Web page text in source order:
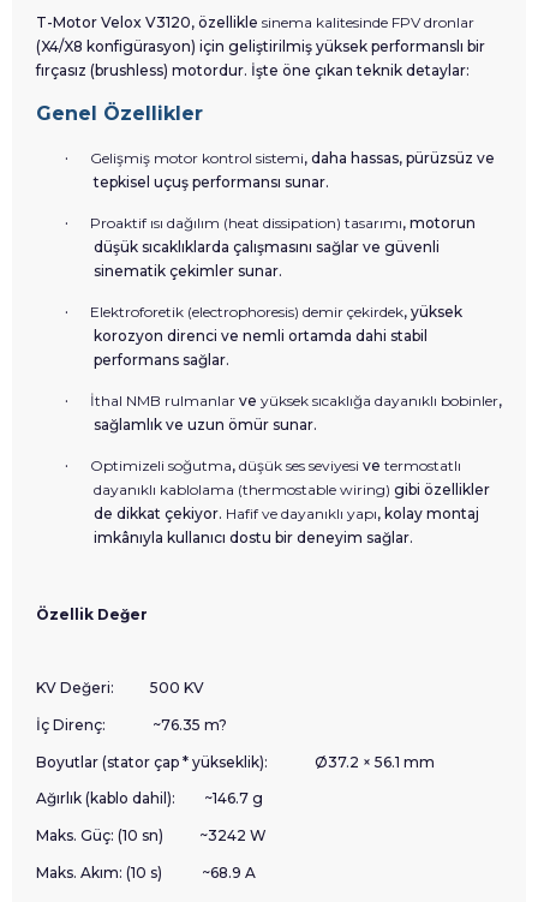
T-Motor Velox V3120, özellikle sinema kalitesinde FPV dronlar
(X4/X8 konfigürasyon) için geliştirilmiş yüksek performanslı bir
fırçasız (brushless) motordur. İşte öne çıkan teknik detaylar:
Genel Özellikler
· Gelişmiş motor kontrol sistemi, daha hassas, pürüzsüz ve
tepkisel uçuş performansı sunar.
· Proaktif ısı dağılım (heat dissipation) tasarımı, motorun
düşük sıcaklıklarda çalışmasını sağlar ve güvenli
sinematik çekimler sunar.
· Elektroforetik (electrophoresis) demir çekirdek, yüksek
korozyon direnci ve nemli ortamda dahi stabil
performans sağlar.
· İthal NMB rulmanlar ve yüksek sıcaklığa dayanıklı bobinler,
sağlamlık ve uzun ömür sunar.
· Optimizeli soğutma, düşük ses seviyesi ve termostatlı
dayanıklı kablolama (thermostable wiring) gibi özellikler
de dikkat çekiyor. Hafif ve dayanıklı yapı, kolay montaj
imkânıyla kullanıcı dostu bir deneyim sağlar.
Özellik Değer
KV Değeri: 500 KV
İç Direnç: ~76.35 m?
Boyutlar (stator çap * yükseklik): Ø37.2 × 56.1 mm
Ağırlık (kablo dahil): ~146.7 g
Maks. Güç: (10 sn) ~3242 W
Maks. Akım: (10 s) ~68.9 A